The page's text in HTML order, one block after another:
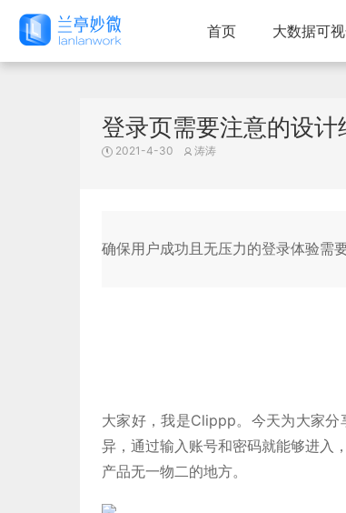
首页 大数据可
登录页需要注意的设计
2021-4-30 涛涛
确保用户成功且无压力的登录体验需
大家好，我是Clippp。今天为大家
异，通过输入账号和密码就能够进入
产品无一物二的地方。